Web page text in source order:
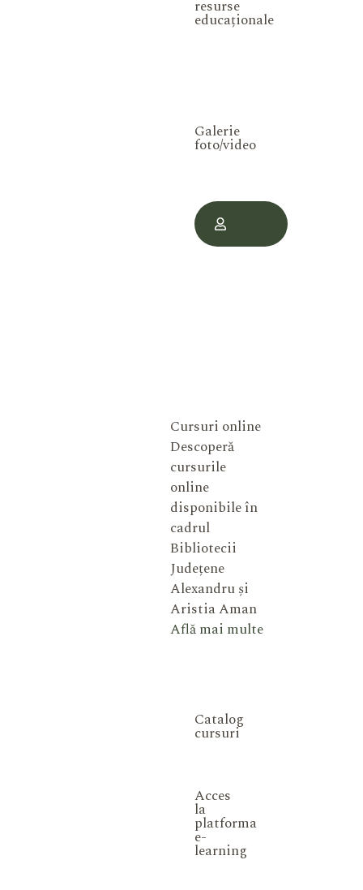
resurse
educaționale
Galerie
foto/video
Cursuri online
Descoperă
cursurile
online
disponibile în
cadrul
Bibliotecii
Județene
Alexandru și
Aristia Aman
Află mai multe
Catalog
cursuri
Acces
la
platforma
e-
learning